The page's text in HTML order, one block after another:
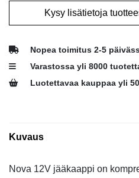
Kysy lisätietoja
Nopea toimitus 2-5
Varastossa yli 8000
Luotettavaa kauppaa yli
Kuvaus
Nova 12V jääkaappi on